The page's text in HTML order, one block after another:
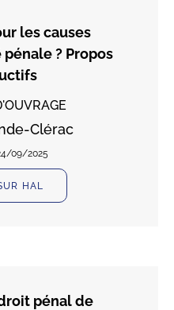
les causes
? Propos
Clérac
09/2025
HAL
pénal de